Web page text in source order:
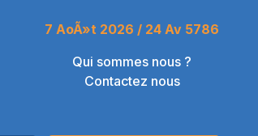
7 AoÃ»t 2026 / 24 Av 5786
Qui sommes nous ?
Contactez nous